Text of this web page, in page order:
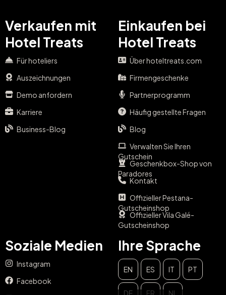
Verkaufen mit
Hotel Treats
Für hoteliers
Auszeichnungen
Demo anfordern
Karriere
Business-Blog
Einkaufen bei
Hotel Treats
Über hoteltreats.com
Firmengeschenke
Partnerprogramm
Häufig gestellte Fragen
Blog
Verwalten Sie Ihren
Gutschein
Geschenkbox-Shop von
Paradores
Kontakt
Offizieller Pestana-
Gutscheinshop
Offizieller Vila Galé-
Gutscheinshop
Soziale Medien
Instagram
Facebook
Ihre Sprache
EN ES IT PT
DE FR NL